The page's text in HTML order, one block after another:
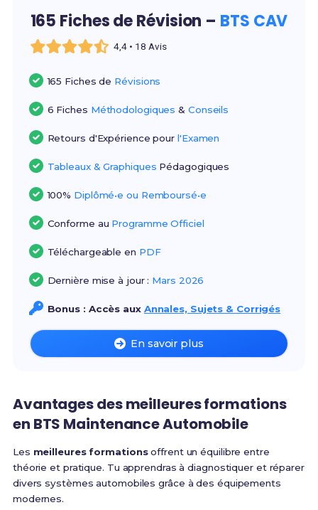
165 Fiches de Révision – BTS CAV
4,4 • 18 Avis
165 Fiches de Révisions
6 Fiches Méthodologiques & Conseils
Retours d'Expérience pour l'Examen
Tableaux & Graphiques Pédagogiques
100% Diplômé•e ou Remboursé•e
Conforme au Programme Officiel
Téléchargeable en PDF
Dernière mise à jour : Mars 2026
Bonus : Accès aux Annales, Sujets & Corrigés
En savoir plus
Avantages desmeilleures formations
en BTS Maintenance Automobile
Les meilleures formationsoffrent un équilibre entre
théorie et pratique. Tu apprendras à diagnostiquer et réparer
divers systèmes automobiles grâce à des équipements
modernes.